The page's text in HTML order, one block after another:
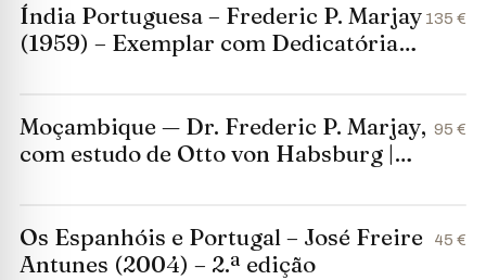
Índia Portuguesa – Frederic P. Marjay
(1959) – Exemplar com Dedicatória
135 €
Moçambique — Dr. Frederic P. Marjay,
com estudo de Otto von Habsburg |
95 €
Os Espanhóis e Portugal – José Freire
Antunes (2004) – 2.ª edição
45 €